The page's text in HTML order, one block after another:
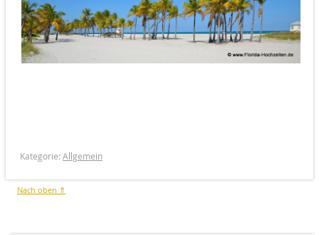
Kategorie: Allgemein
Nach oben ⇑